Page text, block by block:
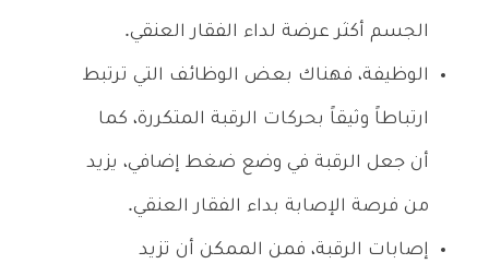
الجسم أكثر عرضة لداء الفقار العنقي.
الوظيفة، فهناك بعض الوظائف التي ترتبط
ارتباطاً وثيقاً بحركات الرقبة المتكررة، كما
أن جعل الرقبة في وضع ضغط إضافي، يزيد
من فرصة الإصابة بداء الفقار العنقي.
إصابات الرقبة، فمن الممكن أن تزيد